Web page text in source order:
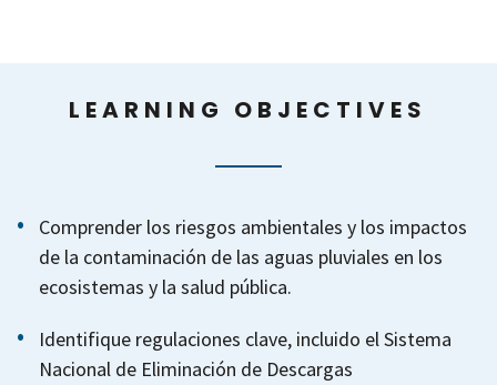
LEARNING OBJECTIVES
Comprender los riesgos ambientales y los impactos
de la contaminación de las aguas pluviales en los
ecosistemas y la salud pública.
Identifique regulaciones clave, incluido el Sistema
Nacional de Eliminación de Descargas